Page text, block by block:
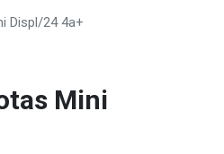
Displ/24 4a+
Mini